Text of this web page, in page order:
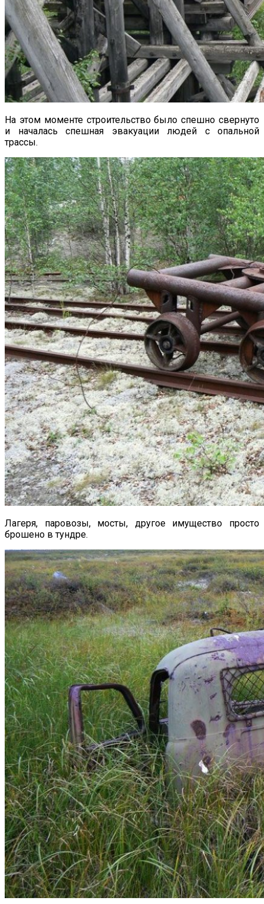
На этом моменте строительство было спешно свернуто
и началась спешная эвакуации людей с опальной
трассы.
Лагеря, паровозы, мосты, другое имущество просто
брошено в тундре.